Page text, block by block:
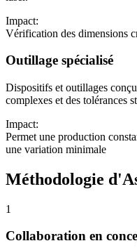
Impact:
Vérification des dimensions
Outillage spécialisé
Dispositifs et outillages
complexes et des tolérances
Impact:
Permet une production
une variation minimale
Méthodologie
1
Collaboration en